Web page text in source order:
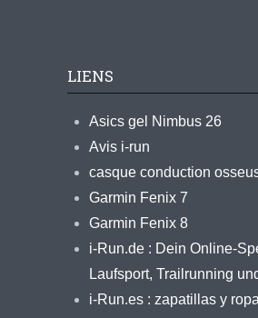
LIENS
Asics gel Nimbus 26
Avis i-run
casque conduction
Garmin Fenix 7
Garmin Fenix 8
i-Run.de : Dein Online-
Laufsport, Trailrunning
i-Run.es : zapatillas y